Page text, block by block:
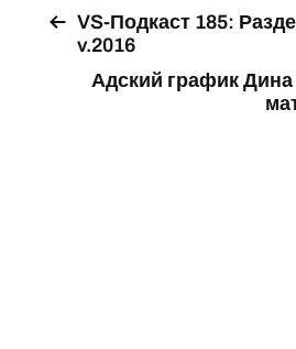
VS-Подкаст 185:
v.2016
Адский график